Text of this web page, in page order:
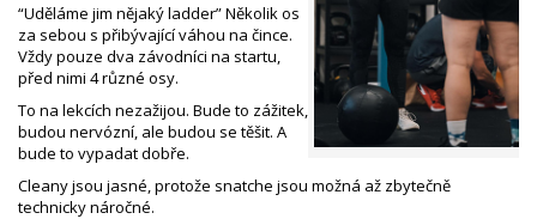
“Uděláme jim nějaký ladder” Několik os
za sebou s přibývající váhou na čince.
Vždy pouze dva závodníci na startu,
před nimi 4 různé osy.
To na lekcích nezažijou. Bude to zážitek,
budou nervózní, ale budou se těšit. A
bude to vypadat dobře.
Cleany jsou jasné, protože snatche jsou možná až zbytečně
technicky náročné.